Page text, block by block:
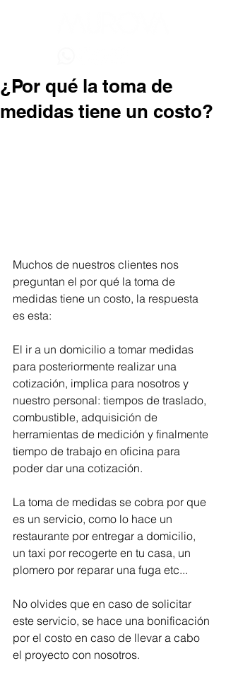
¿Por qué la toma de
medidas tiene un costo?
Muchos de nuestros clientes nos
preguntan el por qué la toma de
medidas tiene un costo, la respuesta
es esta:
El ir a un domicilio a tomar medidas
para posteriormente realizar una
cotización, implica para nosotros y
nuestro personal: tiempos de traslado,
combustible, adquisición de
herramientas de medición y finalmente
tiempo de trabajo en oficina para
poder dar una cotización.
La toma de medidas se cobra por que
es un servicio, como lo hace un
restaurante por entregar a domicilio,
un taxi por recogerte en tu casa, un
plomero por reparar una fuga etc...
No olvides que en caso de solicitar
este servicio, se hace una bonificación
por el costo en caso de llevar a cabo
el proyecto con nosotros.